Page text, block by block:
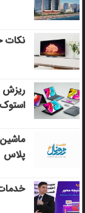
نکات
ریزش
پلاس